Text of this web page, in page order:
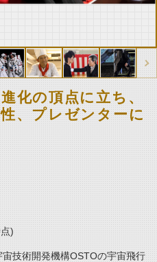
化の頂点に立ち、
、プレゼンターに
)
技術開発機構OSTOの宇宙飛行